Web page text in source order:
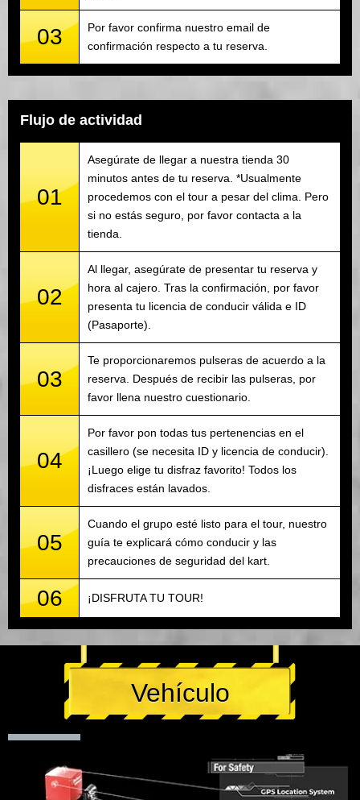
03
Por favor confirma nuestro email de
confirmación respecto a tu reserva.
Flujo de actividad
01
Asegúrate de llegar a nuestra tienda 30
minutos antes de tu reserva. *Usualmente
procedemos con el tour a pesar del clima. Pero
si no estás seguro, por favor contacta a la
tienda.
02
Al llegar, asegúrate de presentar tu reserva y
hora al cajero. Tras la confirmación, por favor
presenta tu licencia de conducir válida e ID
(Pasaporte).
03
Te proporcionaremos pulseras de acuerdo a la
reserva. Después de recibir las pulseras, por
favor llena nuestro cuestionario.
04
Por favor pon todas tus pertenencias en el
casillero (se necesita ID y licencia de conducir).
¡Luego elige tu disfraz favorito! Todos los
disfraces están lavados.
05
Cuando el grupo esté listo para el tour, nuestro
guía te explicará cómo conducir y las
precauciones de seguridad del kart.
06 ¡DISFRUTA TU TOUR!
Vehículo